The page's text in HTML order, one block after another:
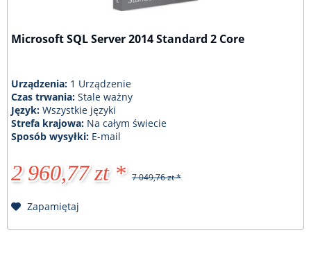
Microsoft SQL Server 2014 Standard 2 Core
Urządzenia: 1 Urządzenie
Czas trwania:Stale ważny
Język:Wszystkie języki
Strefa krajowa: Na całym świecie
Sposób wysyłki: E-mail
2 960,77 zt * 7 049,76 zt *
Zapamiętaj